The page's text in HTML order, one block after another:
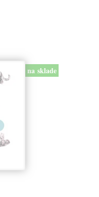
na sklade